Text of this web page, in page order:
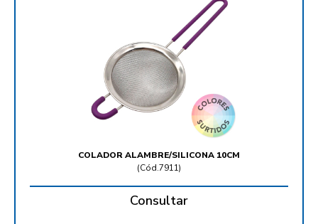
COLADOR ALAMBRE/SILICONA 10CM
(Cód.7911)
Consultar